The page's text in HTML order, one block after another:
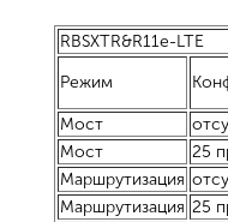
RBSXTR&R11e-LTE
Режим
Мост
Мост
25
Маршрутизация
Маршрутизация 25